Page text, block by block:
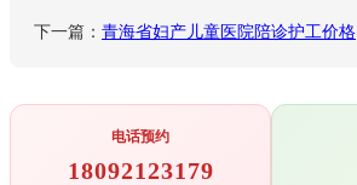
下一篇： 青海省妇产儿童医院陪诊护工价格
电话预约
18092123179